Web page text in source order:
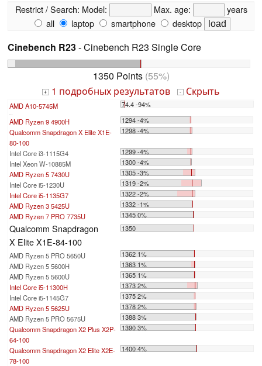
Restrict / Search: Model: Max. age:
years
all
laptop smartphone desktop
Cinebench R23- Cinebench R23 Single Core
1350 Points(55%)
+ 1 подробных результатов - Скрыть
AMD A10-5745M 74.4 -94%
AMD Ryzen 9 4900H
1294 -4%
Qualcomm Snapdragon X Elite X1E-
80-100
1298 -4%
Intel Core i3-1115G4
1299 -4%
Intel Xeon W-10885M
1300 -4%
AMD Ryzen 5 7430U
1305 -3%
Intel Core i5-1230U
1319 -2%
Intel Core i5-1135G7
1322 -2%
AMD Ryzen 3 5425U
1332 -1%
AMD Ryzen 7 PRO 7735U
1345 0%
Qualcomm Snapdragon
X Elite X1E-84-100
1350
AMD Ryzen 5 PRO 5650U
1362 1%
AMD Ryzen 5 5600H
1363 1%
AMD Ryzen 5 5600U
1365 1%
Intel Core i5-11300H
1373 2%
Intel Core i5-1145G7
1375 2%
AMD Ryzen 5 5625U
1378 2%
AMD Ryzen 5 PRO 5675U
1388 3%
Qualcomm Snapdragon X2 Plus X2P-
64-100
1390 3%
Qualcomm Snapdragon X2 Elite X2E-
78-100
1400 4%